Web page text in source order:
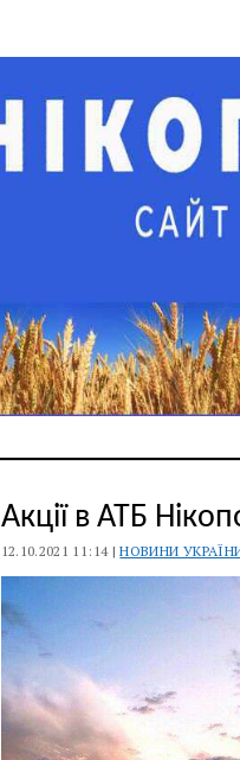
Акції в АТБ
12.10.2021 11:14 |НОВИНИ